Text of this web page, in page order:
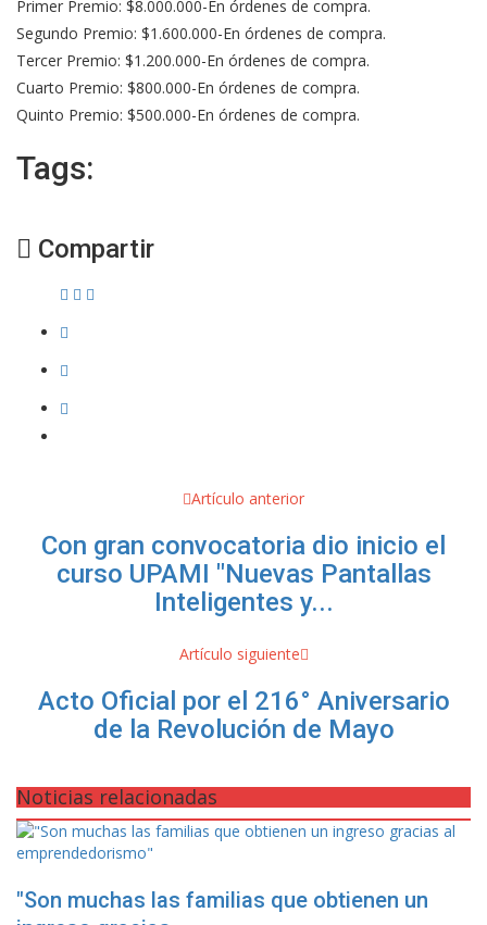
Primer Premio: $8.000.000-En órdenes de compra.
Segundo Premio: $1.600.000-En órdenes de compra.
Tercer Premio: $1.200.000-En órdenes de compra.
Cuarto Premio: $800.000-En órdenes de compra.
Quinto Premio: $500.000-En órdenes de compra.
Tags:
Compartir
Artículo anterior
Con gran convocatoria dio inicio el
curso UPAMI "Nuevas Pantallas
Inteligentes y...
Artículo siguiente
Acto Oficial por el 216° Aniversario
de la Revolución de Mayo
Noticias relacionadas
"Son muchas las familias que obtienen un